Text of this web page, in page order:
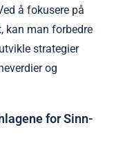
å fokusere på
kan man forbedre
strategier
og
for Sinn-